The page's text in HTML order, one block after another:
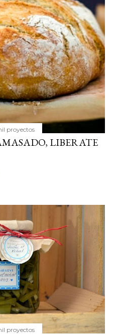
proyectos
LIBERATE
proyectos